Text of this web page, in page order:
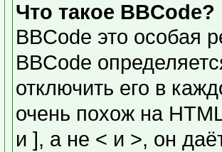
Что такое BBCode?
BBCode это особая
BBCode
отключить его в
очень похож на
и ], а не < и >, он